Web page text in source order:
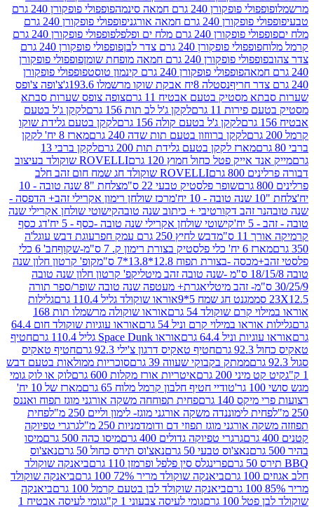
פופקורן 240 גרם חמאה סינמה
פופפולי פופקורן 240 גרם
240 גרם חמאה אורגני
פופפולי פופקורן 240 גרם
240 גרם מלח ים ופלפל
פופפולי פופקורן 240 גרם
פופפולי פופקורן 240 גרם צדר לבן
פופפולי פופקורן 240 גרם
פופקורן 240 גרם חמאה מופחת שומן
פופפולי פופקורן
פופפולי פופקורן 240 גרם קינמון טוסט
פופפולי פופקורן
נסטלה 8יח אבקת שוקו מרשמלו 193.6ג'
צ'ופה צ'ופס
מסטיק בטעם אבטיח 11 גרם
צופה צופס שערות סבתא
11 גרם
לקקן ג'ל לב תות 156 גרם
לקקן ג'ל בטעם
לקקן ג'ל בטעם קולה 156 גרם
לקקן בטעם גלידת שוקו
לקקן ברווזון בטעם תות שדה 240 גרם
מארז 8 יח' לקקן
מארז לקקן בטעם גלידת תות 200 גרם
לקקן ברבי 13
אייק פטל כחול חמוץ 120 גרם
ROVELLI שוקולד בעיצוב
גרם
ROVELLI שוקולד חג שמח חום זהב חלב
שופר פלסטיק טבעי 22 ס"מ
צלחת "8 שנה טובה - 10
מרכז שולחן רימון אקרילי זהב+ הדפסה -
זהב דקורטיבי + כיתוב שנה טובהקישוטי שולחן אקרילי שנה
קישוטי שולחן אקרילי שנה טובה -כסף - 5 יח'
דג כסף
ס"מ
דבש לחיץ 250 גרם עמק חפר
עוגת דבש עוגל'ה
בצורת רימון ק. 7 ס"מ-שקוף
חב' 6 כלי
-בצורת תפוח 12.8*13.8*7 ס"מ
קופ' קרטון חלון שנה
קפ' קרטון חלון שנה טובה
אגרת+ מעטפה שנה טובה שופר/ספר תורה
מגנט חג שמח 5*9
אוראו שוקולד גליל 110.4 גרם
גלילות
קרם שוקולד 54 גרם
אוראו שוקולה מרשמלו תות 168
במילוי קרם וניל 54 גרם
אוראו עוגיות שוקולד חום 64.4
וניל 64.4 גרם
אוראו Space Dunk גליל 110.4 גרם
חטיף
חטיף טאקיס דרגון צ'ילי 92.3 גרם
חטיף טאקיס
ממתק בקבוקי שעווה 39 גרם
סוכריות ממולאות בטעם דבש
200 גרם
איטריות אורז מקלות 600 גרם
לוק או לוק גומי
טודיי חטיף חלבון קרמל מלוח 65 גרם
מארז של 10 יח'
140 גרם
פחית תפוחחה משקה אורגני מוגז תפוח ואננס
לימוננדה משקה אורגני מוגז- לימון וליים 250 מ"ל
פחית
מוגז תפוזי דם ודומדמניות 250 מ"ל
גרגרי טפיוקה
גרגרי טפיוקה גדולים 400 גרם
מיסו כהה 500 גרם
מיסו
נאצ'וס טבעי 50 גרם
נאצ'וס תירס כחול 50 גרם
נאצ'וס
פרינגלס סין פלפל ופרמזן 110 גרם
ביאנקה שוקולד
ביאנקה שוקולד מריר 72% 100 גרם
ביאנקה שוקולד
ביאנקה שוקולד לבן בטעם קרמל 100 גרם
ביאנקה
גרם
גומי לעיסה צבעוני 1 ק"ג גומי לעיסה אבטיח 1